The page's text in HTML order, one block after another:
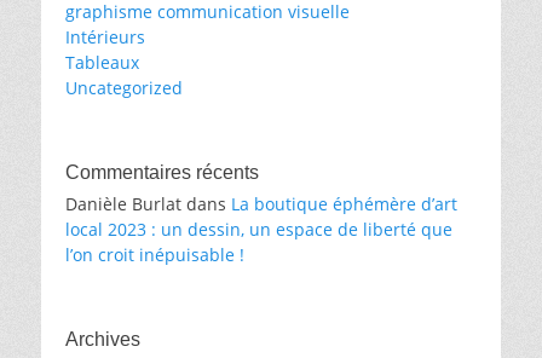
graphisme communication visuelle
Intérieurs
Tableaux
Uncategorized
Commentaires récents
Danièle Burlat dans La boutique éphémère d’art
local 2023 : un dessin, un espace de liberté que
l’on croit inépuisable !
Archives